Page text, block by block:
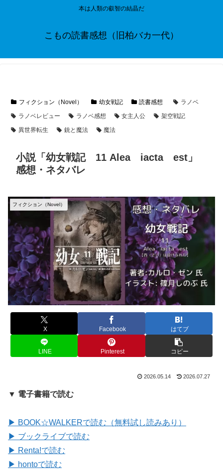
本は人類の叡智の結晶だ
こもの読書感想（旧柏バカ一代）
フィクション（Novel） 幼女戦記 読書感想
ラノベ
ラノベレビュー
ラノベ感想 女主人公
架空戦記
異世界転生
銃と魔法 魔法
小説「幼女戦記 11 Alea iacta est」
感想・ネタバレ
フィクション（Novel）
X Facebook はてブ
LINE Pinterest コピー
2026.05.14 2026.07.27
▼ 電子書籍で読む
▶ BOOK☆WALKERで読む（無料試し読みあり）
▶ ブックライブで読む
▶ Renta!で読む
▶ hontoで読む